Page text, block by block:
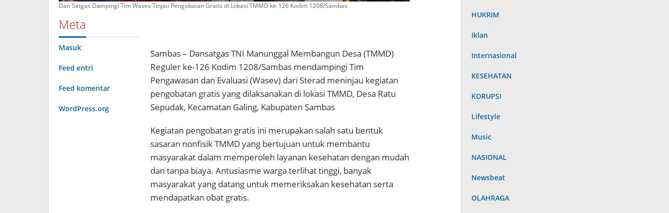
Dan Satgas Dampingi Tim Wasev Tinjau Pengobatan Gratis di Lokasi TMMD ke-126 Kodim 1208/Sambas
Meta
Masuk
Feed entri
Feed komentar
WordPress.org
Sambas – Dansatgas TNI Manunggal Membangun Desa (TMMD)
Reguler ke-126 Kodim 1208/Sambas mendampingi Tim
Pengawasan dan Evaluasi (Wasev) dari Sterad meninjau kegiatan
pengobatan gratis yang dilaksanakan di lokasi TMMD, Desa Ratu
Sepudak, Kecamatan Galing, Kabupaten Sambas
Kegiatan pengobatan gratis ini merupakan salah satu bentuk
sasaran nonfisik TMMD yang bertujuan untuk membantu
masyarakat dalam memperoleh layanan kesehatan dengan mudah
dan tanpa biaya. Antusiasme warga terlihat tinggi, banyak
masyarakat yang datang untuk memeriksakan kesehatan serta
mendapatkan obat gratis.
HUKRIM
Iklan
Internasional
KESEHATAN
KORUPSI
Lifestyle
Music
NASIONAL
Newsbeat
OLAHRAGA